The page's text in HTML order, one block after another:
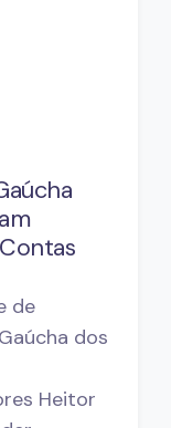
de
dos
Heitor